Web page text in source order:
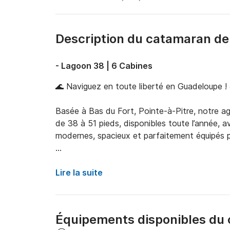
Description du catamaran
- Lagoon 38 | 6 Cabines
🌊 Naviguez en toute liberté en Guadeloupe !
Basée à Bas du Fort, Pointe-à-Pitre, notre
de 38 à 51 pieds, disponibles toute l’année,
modernes, spacieux et parfaitement équipés
entre amis. Avec ses 4 Scansailines doubles
personnes. Son cockpit convivial, son carré
magnifiques espaces de détente pour
Lire la suite
Équipements disponibles du